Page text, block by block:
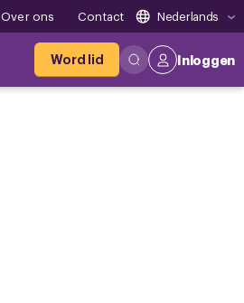
Over ons Contact Nederlands
Word lid Inloggen